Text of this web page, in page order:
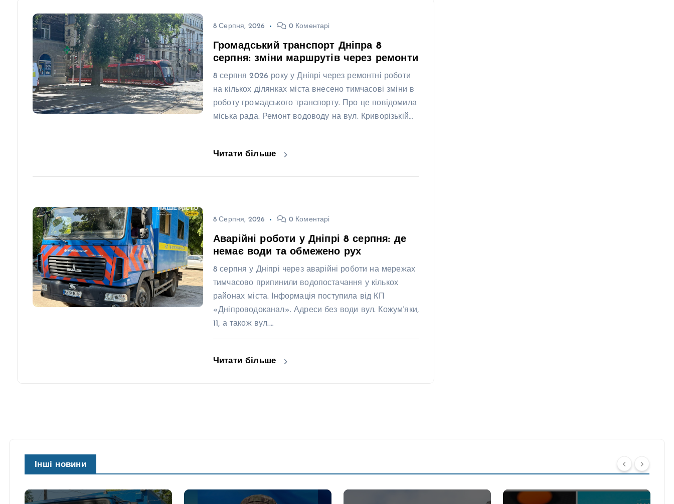
8 Серпня, 2026 0 Коментарі
Громадський транспорт Дніпра 8
серпня: зміни маршрутів через ремонти
8 серпня 2026 року у Дніпрі через ремонтні роботи
на кількох ділянках міста внесено тимчасові зміни в
роботу громадського транспорту. Про це повідомила
міська рада. Ремонт водоводу на вул. Криворізькій…
Читати більше
8 Серпня, 2026 0 Коментарі
Аварійні роботи у Дніпрі 8 серпня: де
немає води та обмежено рух
8 серпня у Дніпрі через аварійні роботи на мережах
тимчасово припинили водопостачання у кількох
районах міста. Інформація поступила від КП
«Дніпроводоканал». Адреси без води вул. Кожум’яки,
11, а також вул.…
Читати більше
Інші новини